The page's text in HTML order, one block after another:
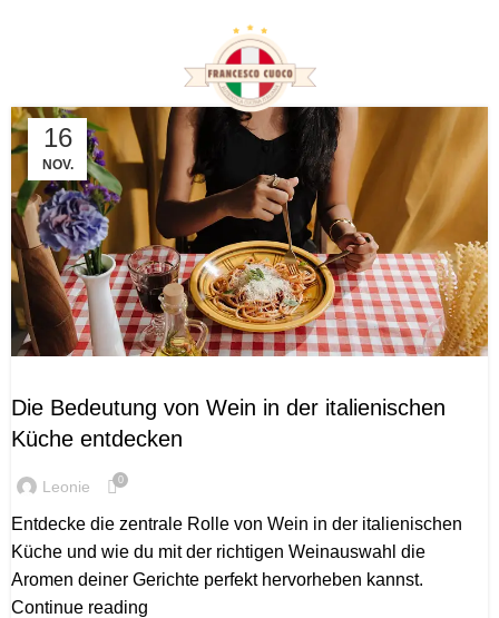
Tag Archives: italienische
Desserts
16
NOV.
Die Bedeutung von Wein in der italienischen
Küche entdecken
Leonie 0
Entdecke die zentrale Rolle von Wein in der italienischen
Küche und wie du mit der richtigen Weinauswahl die
Aromen deiner Gerichte perfekt hervorheben kannst.
Continue reading